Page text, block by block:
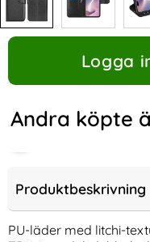
Logga
Andra köpte
Produktbeskrivning
PU-läder med litchi-